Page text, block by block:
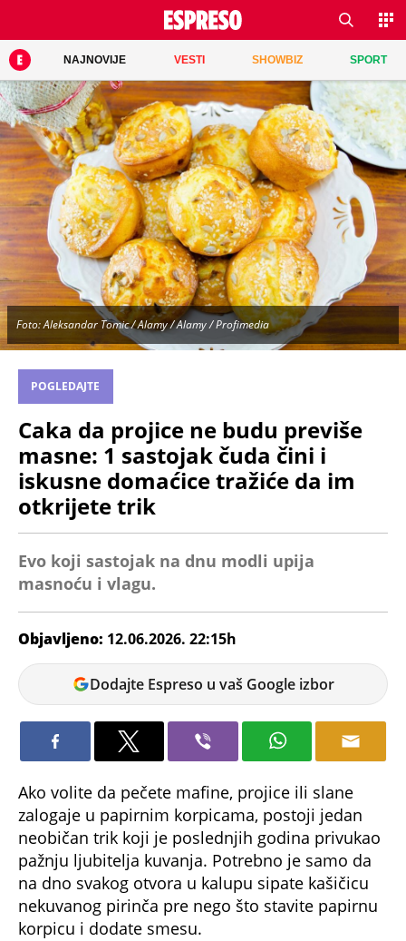
NAJNOVIJE VESTI SHOWBIZ SPORT
Foto: Aleksandar Tomic / Alamy / Alamy / Profimedia
POGLEDAJTE
Caka da projice ne budu previše
masne: 1 sastojak čuda čini i
iskusne domaćice tražiće da im
otkrijete trik
Evo koji sastojak na dnu modli upija
masnoću i vlagu.
Objavljeno: 12.06.2026. 22:15h
Bojana
Savić
Dodajte Espreso u vaš Google izbor
Ako volite da pečete mafine, projice ili slane
zalogaje u papirnim korpicama, postoji jedan
neobičan trik koji je poslednjih godina privukao
pažnju ljubitelja kuvanja. Potrebno je samo da
na dno svakog otvora u kalupu sipate kašičicu
nekuvanog pirinča pre nego što stavite papirnu
korpicu i dodate smesu.